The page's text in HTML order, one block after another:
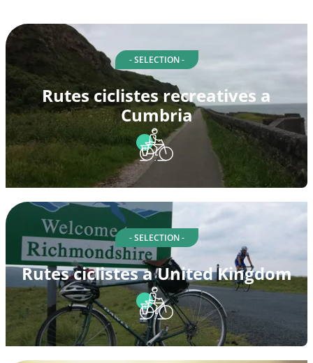
- SELECTION -
Rutes ciclistes recreatives a
Cumbria
- SELECTION -
Rutes ciclistes a United Kingdom